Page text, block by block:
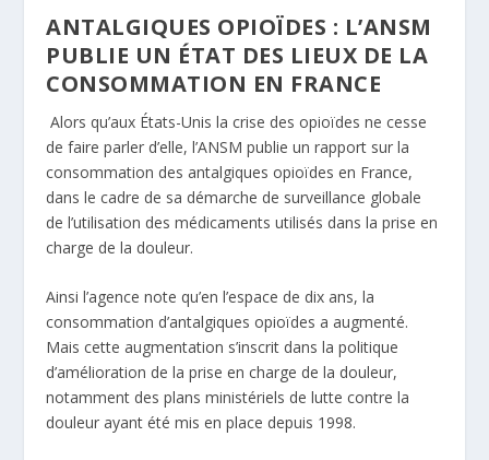
ANTALGIQUES OPIOÏDES : L’ANSM
PUBLIE UN ÉTAT DES LIEUX DE LA
CONSOMMATION EN FRANCE
Alors qu’aux États-Unis la crise des opioïdes ne cesse
de faire parler d’elle, l’ANSM publie un rapport sur la
consommation des antalgiques opioïdes en France,
dans le cadre de sa démarche de surveillance globale
de l’utilisation des médicaments utilisés dans la prise en
charge de la douleur.
Ainsi l’agence note qu’en l’espace de dix ans, la
consommation d’antalgiques opioïdes a augmenté.
Mais cette augmentation s’inscrit dans la politique
d’amélioration de la prise en charge de la douleur,
notamment des plans ministériels de lutte contre la
douleur ayant été mis en place depuis 1998.